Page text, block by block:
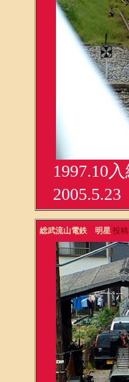
1997.10
総武流山電鉄 明星投稿